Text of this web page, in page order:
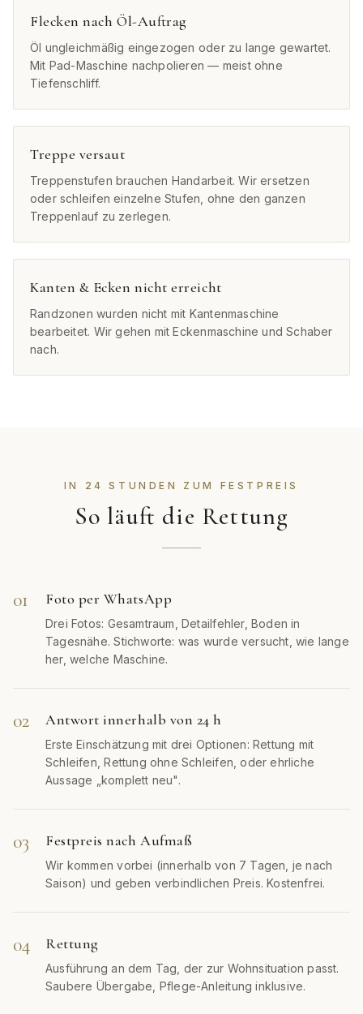
Flecken nach Öl-Auftrag
Öl ungleichmäßig eingezogen oder zu lange gewartet.
Mit Pad-Maschine nachpolieren — meist ohne
Tiefenschliff.
Treppe versaut
Treppenstufen brauchen Handarbeit. Wir ersetzen
oder schleifen einzelne Stufen, ohne den ganzen
Treppenlauf zu zerlegen.
Kanten & Ecken nicht erreicht
Randzonen wurden nicht mit Kantenmaschine
bearbeitet. Wir gehen mit Eckenmaschine und Schaber
nach.
IN 24 STUNDEN ZUM FESTPREIS
So läuft die Rettung
01 Foto per WhatsApp
Drei Fotos: Gesamtraum, Detailfehler, Boden in
Tagesnähe. Stichworte: was wurde versucht, wie lange
her, welche Maschine.
02 Antwort innerhalb von 24 h
Erste Einschätzung mit drei Optionen: Rettung mit
Schleifen, Rettung ohne Schleifen, oder ehrliche
Aussage „komplett neu".
03 Festpreis nach Aufmaß
Wir kommen vorbei (innerhalb von 7 Tagen, je nach
Saison) und geben verbindlichen Preis. Kostenfrei.
04 Rettung
Ausführung an dem Tag, der zur Wohnsituation passt.
Saubere Übergabe, Pflege-Anleitung inklusive.